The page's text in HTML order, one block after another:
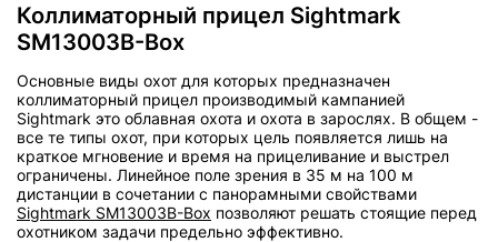
Коллиматорный прицел Sightmark
SM13003B-Box
Основные виды охот для которых предназначен
коллиматорный прицел производимый кампанией
Sightmark это облавная охота и охота в зарослях. В общем -
все те типы охот, при которых цель появляется лишь на
краткое мгновение и время на прицеливание и выстрел
ограничены. Линейное поле зрения в 35 м на 100 м
дистанции в сочетании с панорамными свойствами
Sightmark SM13003B-Box позволяют решать стоящие перед
охотником задачи предельно эффективно.